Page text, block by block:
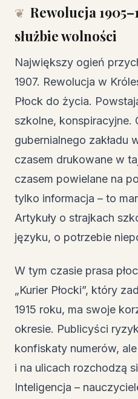
Rewolucja
służbie wolności
Największy ogień
1907. Rewolucja w
Płock do życia.
szkolne, konspiracyjne.
gubernialnego zakładu
czasem drukowane w
czasem powielane na
tylko informacja – to
Artykuły o strajkach
języku, o potrzebie
W tym czasie prasa
„Kurier Płocki”, który
1915 roku, ma swoje
okresie. Publicyści
konfiskaty numerów,
i na ulicach rozchodzą
Inteligencja –